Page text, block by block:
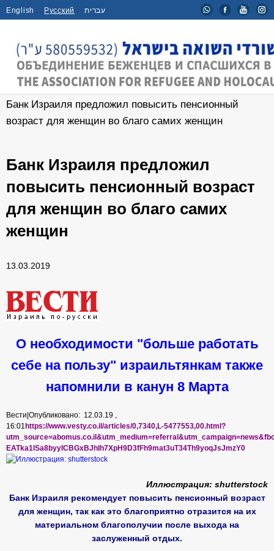
English Русский עברית
Главная / Новости /
Банк Израиля предложил повысить пенсионный
возраст для женщин во благо самих женщин
Банк Израиля предложил
повысить пенсионный возраст
для женщин во благо самих
женщин
13.03.2019
О необходимости "больше работать
себе на пользу" израильтянкам также
напомнили в канун 8 Марта
Вести|Опубликовано: 12.03.19 ,
16:01 https://www.vesty.co.il/articles/0,7340,L-5477553,00.html?
EATka1lSa8byyICBGxBJhIh7XpH9D3fFh9mat3uT34Th9yoqJsJmzY0
Иллюстрация: shutterstock
Банк Израиля рекомендует повысить пенсионный возраст
для женщин, так как это благоприятно отразится на их
материальном благополучии после выхода на
заслуженный отдых.